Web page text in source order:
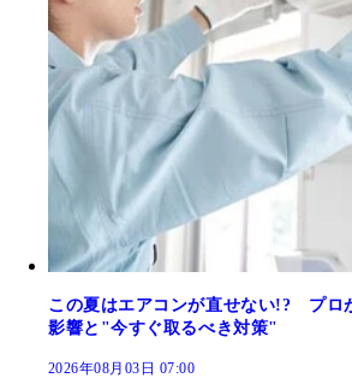
この夏はエアコンが直せない!? プロ
影響と"今すぐ取るべき対策"
2026年08月03日 07:00